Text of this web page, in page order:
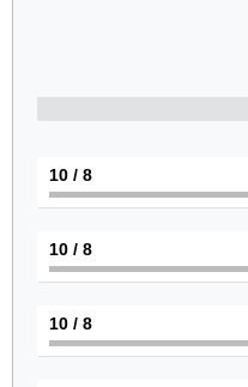
8
/ 10
8
/ 10
8
/ 10